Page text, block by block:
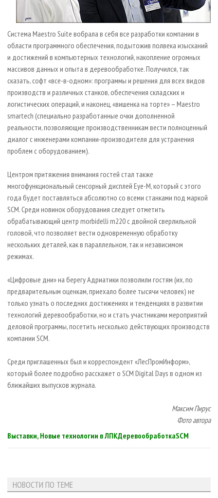
Система Maestro Suite вобрала в себя все разработки компании в
области программного обеспечения, подытожив полвека изысканий
и достижений в компьютерных технологий, накопление огромных
массивов данных и опыта в деревообработке. Получился, так
сказать, софт «все-в-одном»: программы и решения для всех видов
производств и различных станков, обеспечения складских и
логистических операций, и наконец, «вишенка на торте» – Maestro
smartech (специально разработанные очки дополненной
реальности, позволяющие производственникам вести полноценный
диалог с инженерами компании-производителя для устранения
проблем с оборудованием).
Центром притяжения внимания гостей стал также
многофункциональный сенсорный дисплей Eye-M, который с этого
года будет поставляться абсолютно со всеми станками под маркой
SCM. Среди новинок оборудования следует отметить
обрабатывающий центр morbidelli m220 с двойной сверлильной
головой, что позволяет вести одновременную обработку
нескольких деталей, как в параллельном, так и независимом
режимах.
«Цифровые дни» на берегу Адриатики позволили гостям (их, по
предварительным оценкам, приехало более тысячи человек) не
только узнать о последних достижениях и тенденциях в развитии
технологий деревообработки, но и стать участниками мероприятий
деловой программы, посетить несколько действующих производств
компании SCM.
Среди приглашенных был и корреспондент «ЛесПромИнформ»,
который более подробно расскажет о SCM Digital Days в одном из
ближайших выпусков журнала.
Максим Пирус
Фото автора
Выставки, Новые технологии в ЛПКДеревообработкаSCM
НОВОСТИ ПО ТЕМЕ